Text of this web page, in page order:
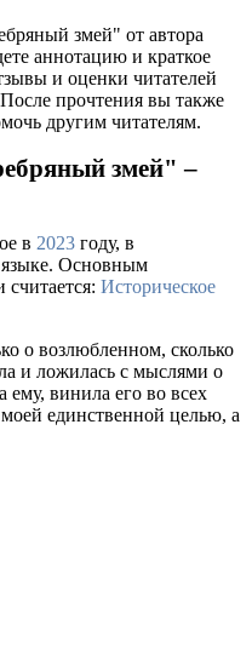
змей" от автора
аннотацию и краткое
и оценки читателей
прочтения вы также
другим читателям.
змей" –
в 2023 году, в
языке. Основным
Историческое
о возлюбленном, сколько
и ложилась с мыслями о
винила его во всех
единственной целью, а